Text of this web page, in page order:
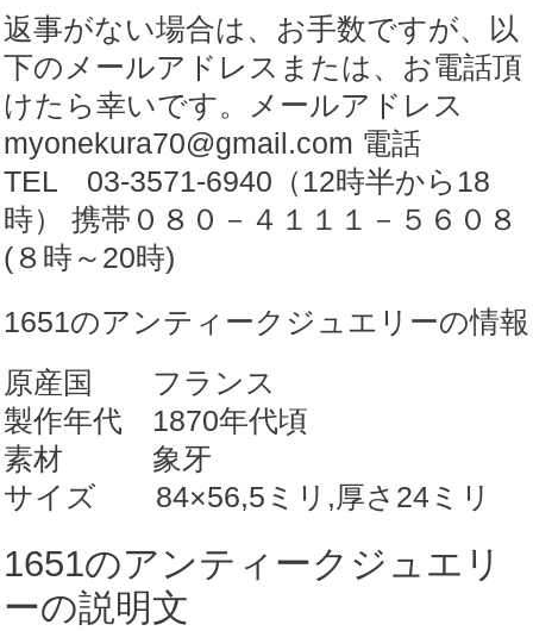
ン
ト|
象
牙
【商
品
番
1651】
個
返事がない場合は、お手数ですが、以
下のメールアドレスまたは、お電話頂
けたら幸いです。メールアドレス
myonekura70@gmail.com 電話
TEL 03-3571-6940（12時半から18
時） 携帯０８０－４１１１－５６０８
(８時～20時)
1651のアンティークジュエリーの情報
原産国 フランス
製作年代 1870年代頃
素材 象牙
サイズ 84×56,5ミリ,厚さ24ミリ
1651のアンティークジュエリ
ーの説明文